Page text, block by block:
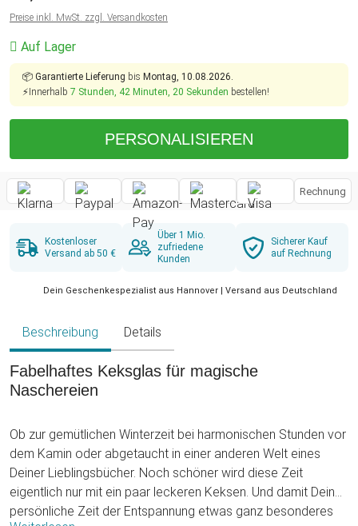
Preise inkl. MwSt. zzgl. Versandkosten
Auf Lager
📦 Garantierte Lieferung bis Montag, 10.08.2026.
⚡Innerhalb 7 Stunden, 42 Minuten, 19 Sekunden bestellen!
PERSONALISIEREN
Rechnung
Kostenloser
Versand ab 50 €
Über 1 Mio.
zufriedene
Kunden
Sicherer Kauf
auf Rechnung
Dein Geschenkespezialist aus Hannover | Versand aus Deutschland
Beschreibung Details
Fabelhaftes Keksglas für magische
Naschereien
Ob zur gemütlichen Winterzeit bei harmonischen Stunden vor
dem Kamin oder abgetaucht in einer anderen Welt eines
Deiner Lieblingsbücher. Noch schöner wird diese Zeit
eigentlich nur mit ein paar leckeren Keksen. Und damit Deine
persönliche Zeit der Entspannung etwas ganz besonderes